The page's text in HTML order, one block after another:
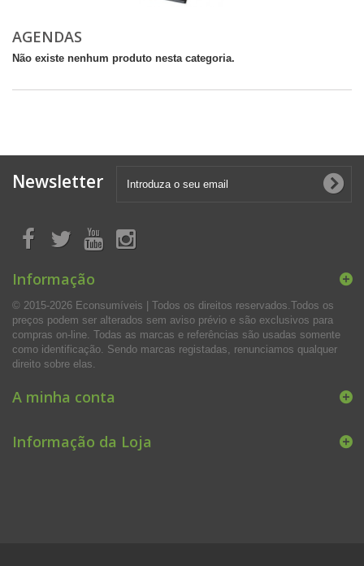
AGENDAS
Não existe nenhum produto nesta categoria.
Newsletter
Informação
© 2015-2026 Econsumíveis | Todos os direitos reservados.Todos os
preços podem ser alterados sem aviso prévio e são exclusivos para
compras on-line. Todas as marcas e referências são usadas somente
como identificação. Sendo marcas registadas, renunciamos qualquer
direito sobre elas.
A minha conta
Informação da Loja